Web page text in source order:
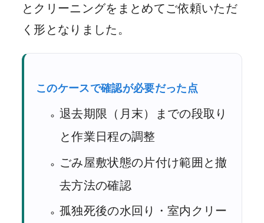
とクリーニングをまとめてご依頼いただ
く形となりました。
このケースで確認が必要だった点
退去期限（月末）までの段取り
と作業日程の調整
ごみ屋敷状態の片付け範囲と撤
去方法の確認
孤独死後の水回り・室内クリー